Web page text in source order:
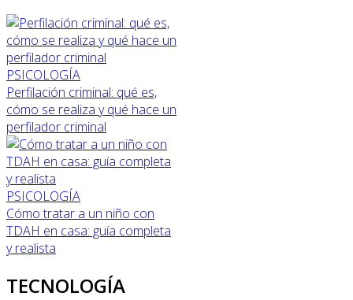
PSICOLOGÍA
Perfilación criminal: qué es,
cómo se realiza y qué hace un
perfilador criminal
PSICOLOGÍA
Cómo tratar a un niño con
TDAH en casa: guía completa
y realista
TECNOLOGÍA